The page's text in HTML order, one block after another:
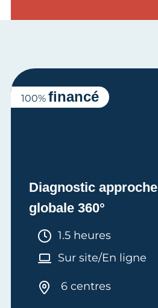
Diagnostic approche
globale 360°
Durée :
1.5 heures
Sur site/En ligne
6 centres
100% financé